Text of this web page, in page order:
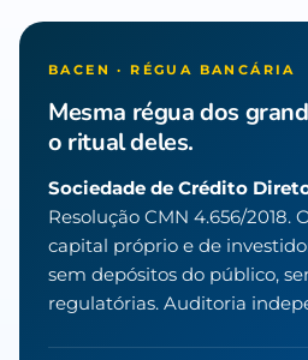
BACEN · RÉGUA BANCÁRIA
Mesma régua dos
o ritual deles.
Sociedade de Crédito
Resolução CMN 4.656/2018.
capital próprio e de
sem depósitos do público,
regulatórias. Auditoria